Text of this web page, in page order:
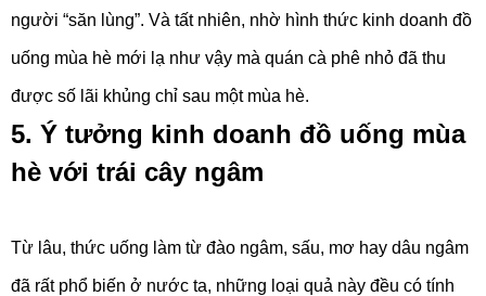
người “săn lùng”. Và tất nhiên, nhờ hình thức kinh doanh đồ
uống mùa hè mới lạ như vậy mà quán cà phê nhỏ đã thu
được số lãi khủng chỉ sau một mùa hè.
5. Ý tưởng kinh doanh đồ uống mùa
hè với trái cây ngâm
Từ lâu, thức uống làm từ đào ngâm, sấu, mơ hay dâu ngâm
đã rất phổ biến ở nước ta, những loại quả này đều có tính